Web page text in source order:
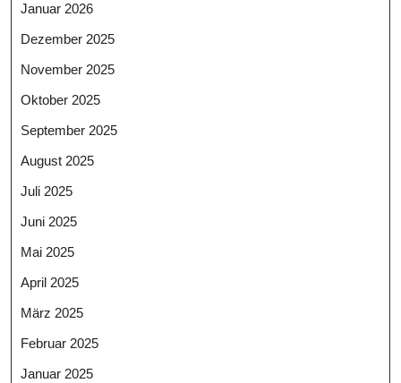
Januar 2026
Dezember 2025
November 2025
Oktober 2025
September 2025
August 2025
Juli 2025
Juni 2025
Mai 2025
April 2025
März 2025
Februar 2025
Januar 2025